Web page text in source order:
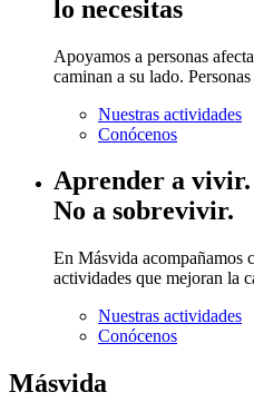
lo necesitas
Apoyamos a personas
caminan a su lado.
Nuestras actividades
Conócenos
Aprender a vivir.
No a sobrevivir.
En Másvida acompañamos
actividades que mejoran la
Nuestras actividades
Conócenos
Másvida